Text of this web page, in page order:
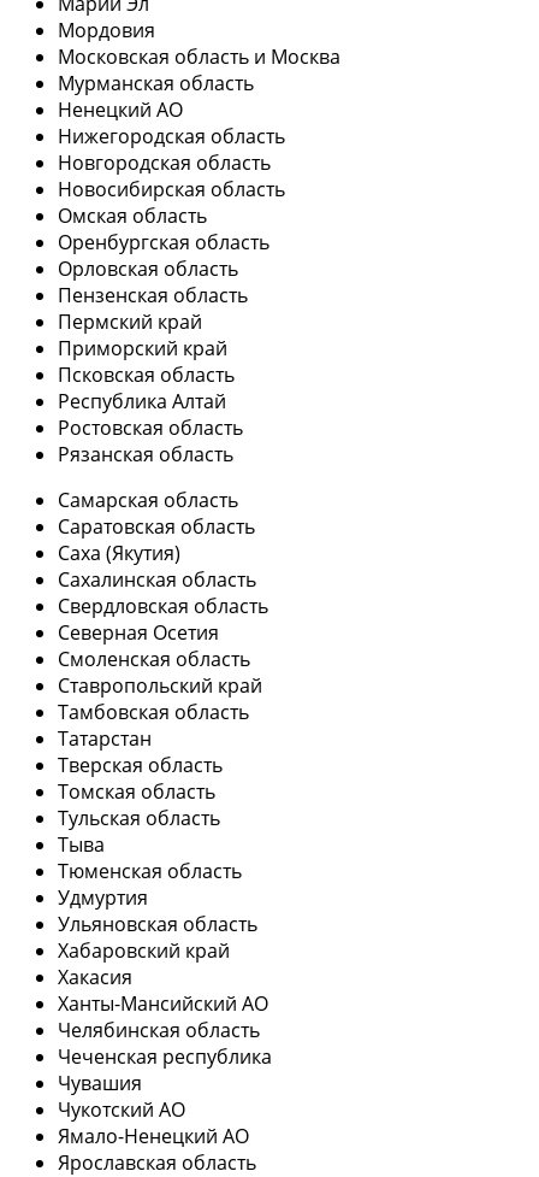
Мордовия
Московская область и Москва
Мурманская область
Ненецкий АО
Нижегородская область
Новгородская область
Новосибирская область
Омская область
Оренбургская область
Орловская область
Пензенская область
Пермский край
Приморский край
Псковская область
Республика Алтай
Ростовская область
Рязанская область
Самарская область
Саратовская область
Саха (Якутия)
Сахалинская область
Свердловская область
Северная Осетия
Смоленская область
Ставропольский край
Тамбовская область
Татарстан
Тверская область
Томская область
Тульская область
Тыва
Тюменская область
Удмуртия
Ульяновская область
Хабаровский край
Хакасия
Ханты-Мансийский АО
Челябинская область
Чеченская республика
Чувашия
Чукотский АО
Ямало-Ненецкий АО
Ярославская область